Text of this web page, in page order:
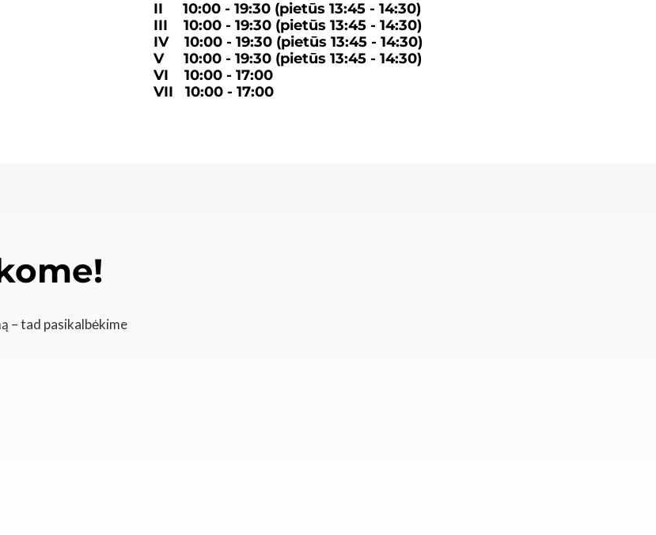
II 10:00 - 19:30 (pietūs 13:45 - 14:30)
III 10:00 - 19:30 (pietūs 13:45 - 14:30)
IV 10:00 - 19:30 (pietūs 13:45 - 14:30)
V 10:00 - 19:30 (pietūs 13:45 - 14:30)
VI 10:00 - 17:00
VII 10:00 - 17:00
– tad pasikalbėkime